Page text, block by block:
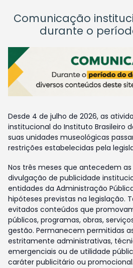
Comunicação
durante o
Desde 4 de julho de 2026, as
institucional do Instituto Brasileiro
suas unidades museológicas
restrições estabelecidas pela
Nos três meses que antecedem
divulgação de publicidade
entidades da Administração
hipóteses previstas na legislação.
evitados conteúdos que
públicos, programas, obras,
gestão. Permanecem permitidas
estritamente administrativas,
emergenciais ou de utilidade
caráter publicitário ou promocional.